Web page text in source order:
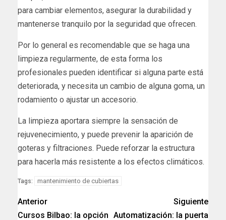
para cambiar elementos, asegurar la durabilidad y
mantenerse tranquilo por la seguridad que ofrecen.
Por lo general es recomendable que se haga una
limpieza regularmente, de esta forma los
profesionales pueden identificar si alguna parte está
deteriorada, y necesita un cambio de alguna goma, un
rodamiento o ajustar un accesorio.
La limpieza aportara siempre la sensación de
rejuvenecimiento, y puede prevenir la aparición de
goteras y filtraciones. Puede reforzar la estructura
para hacerla más resistente a los efectos climáticos.
Tags: mantenimiento de cubiertas
Anterior
Cursos Bilbao: la opción
Siguiente
Automatización: la puerta